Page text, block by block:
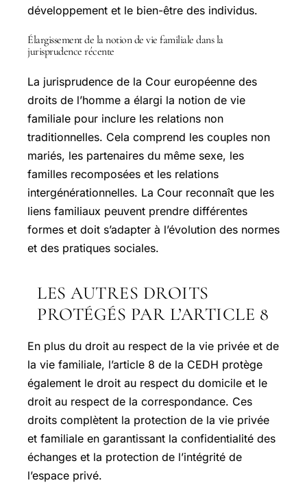
développement et le bien-être des individus.
Élargissement de la notion de vie familiale dans la
jurisprudence récente
La jurisprudence de la Cour européenne des
droits de l’homme a élargi la notion de vie
familiale pour inclure les relations non
traditionnelles. Cela comprend les couples non
mariés, les partenaires du même sexe, les
familles recomposées et les relations
intergénérationnelles. La Cour reconnaît que les
liens familiaux peuvent prendre différentes
formes et doit s’adapter à l’évolution des normes
et des pratiques sociales.
LES AUTRES DROITS
PROTÉGÉS PAR L’ARTICLE 8
En plus du droit au respect de la vie privée et de
la vie familiale, l’article 8 de la CEDH protège
également le droit au respect du domicile et le
droit au respect de la correspondance. Ces
droits complètent la protection de la vie privée
et familiale en garantissant la confidentialité des
échanges et la protection de l’intégrité de
l’espace privé.